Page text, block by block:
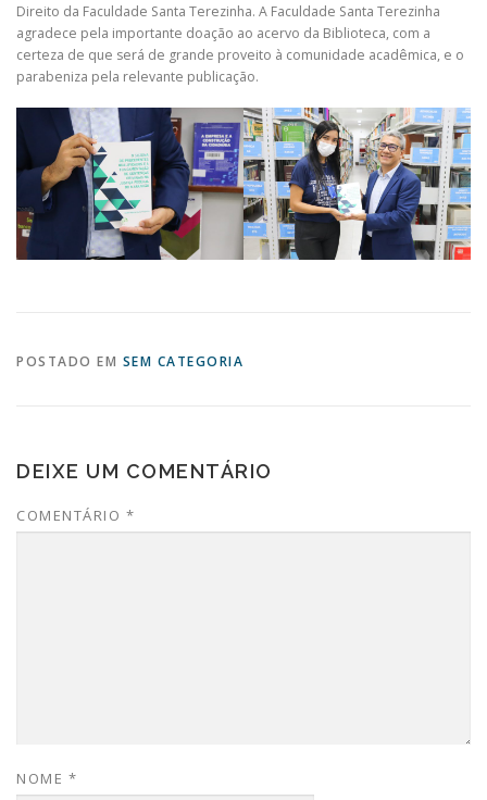
Direito da Faculdade Santa Terezinha. A Faculdade Santa Terezinha
agradece pela importante doação ao acervo da Biblioteca, com a
certeza de que será de grande proveito à comunidade acadêmica, e o
parabeniza pela relevante publicação.
POSTADO EM SEM CATEGORIA
DEIXE UM COMENTÁRIO
COMENTÁRIO *
NOME *